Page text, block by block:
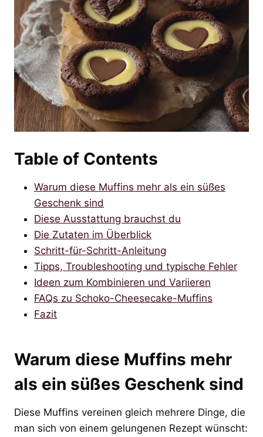
Table of Contents
Warum diese Muffins mehr als ein süßes
Geschenk sind
Diese Ausstattung brauchst du
Die Zutaten im Überblick
Schritt-für-Schritt-Anleitung
Tipps, Troubleshooting und typische Fehler
Ideen zum Kombinieren und Variieren
FAQs zu Schoko-Cheesecake-Muffins
Fazit
Warum diese Muffins mehr
als ein süßes Geschenk sind
Diese Muffins vereinen gleich mehrere Dinge, die
man sich von einem gelungenen Rezept wünscht: